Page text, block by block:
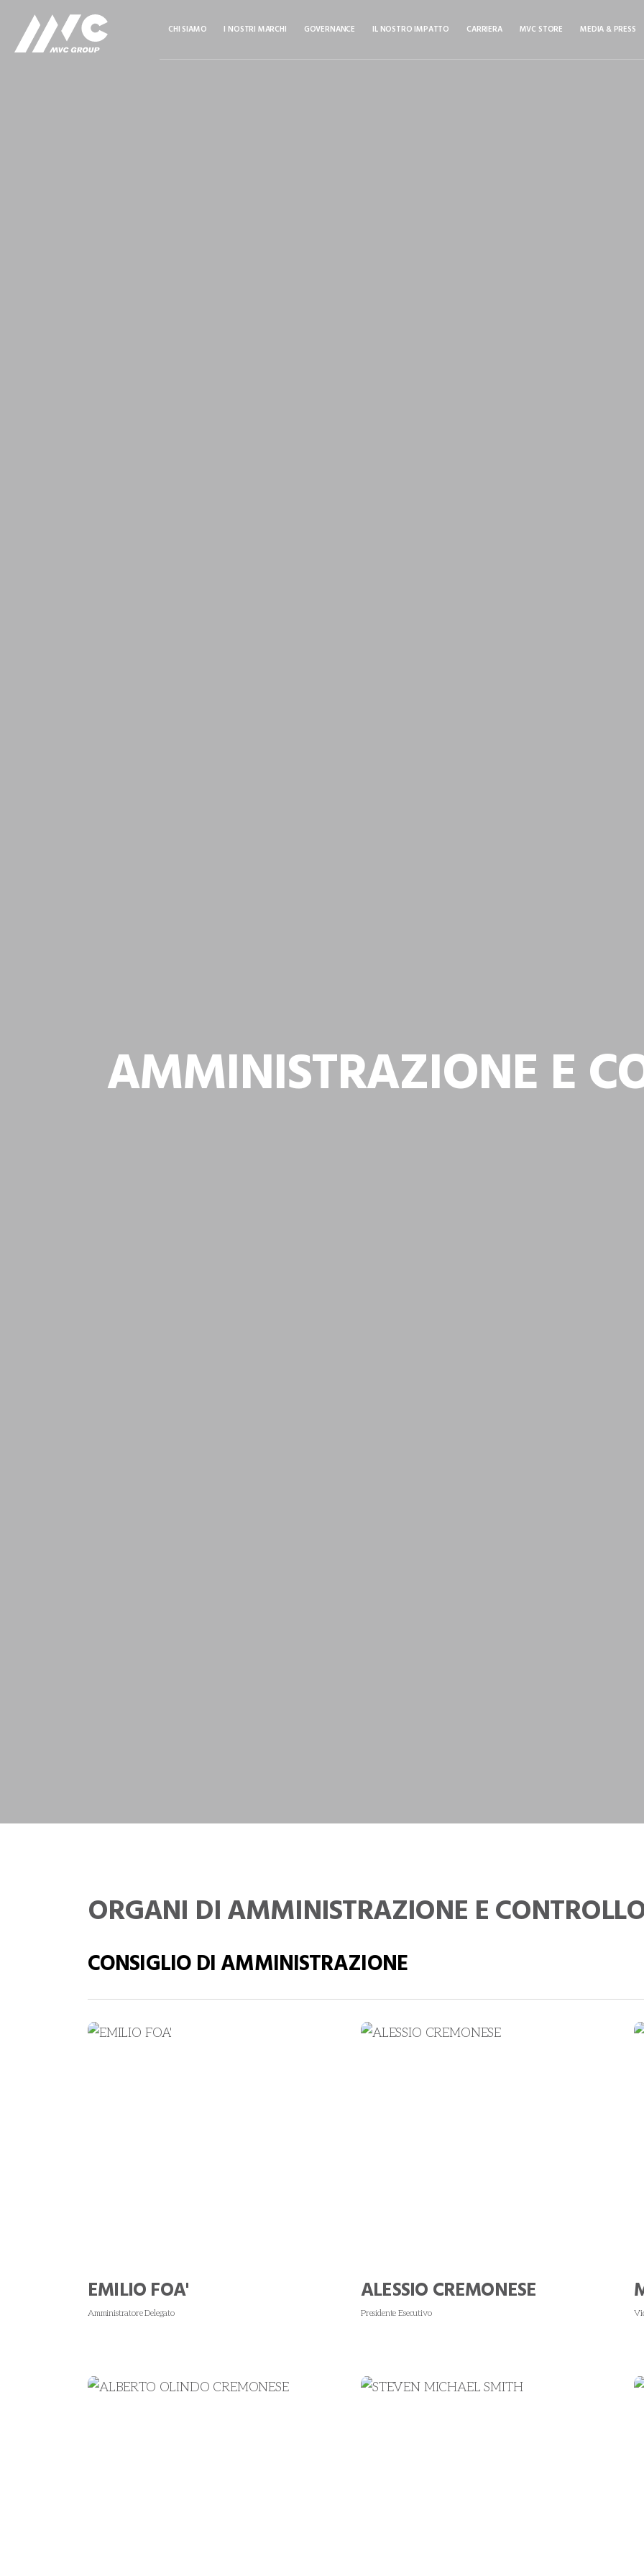
CHI SIAMO I NOSTRI MARCHI GOVERNANCE IL NOSTRO IMPATTO CARRIERA MVC STORE MEDIA & PRESS
AMMINISTRAZIONE E
ORGANI DI AMMINISTRAZIONE E
CONSIGLIO DI AMMINISTRAZIONE
EMILIO FOA'
Amministratore Delegato
ALESSIO CREMONESE
Presidente Esecutivo